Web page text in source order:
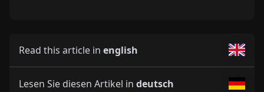
Read this article in english
Lesen Sie diesen Artikel in deutsch